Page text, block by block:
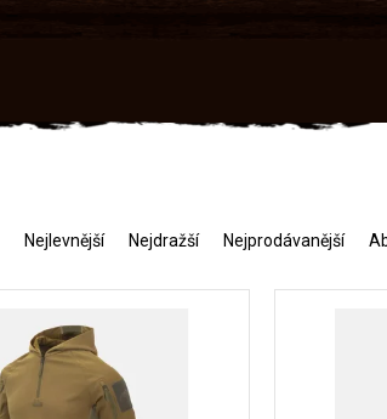
Nejlevnější Nejdražší Nejprodávanější